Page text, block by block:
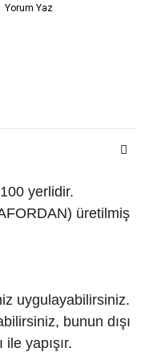
Yorum Yaz
yerlidir.
üretilmiş
uygulayabilirsiniz.
bunun dışı
ile yapışır.